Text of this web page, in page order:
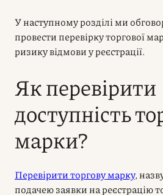
У наступному розділі ми
провести перевірку торгової
ризику відмови у реєстрації.
Як перевірити
доступність
марки?
Перевірити торгову марку,
подачеюзаявки на реєстрацію